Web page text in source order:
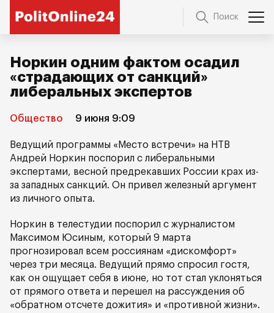
Поиск
Норкин одним фактом осадил
«страдающих от санкций»
либеральных экспертов
Общество 9 июня 9:09
Ведущий программы «Место встречи» на НТВ
Андрей Норкин поспорил с либеральными
экспертами, весной предрекавших России крах из-
за западных санкций. Он привел железный аргумент
из личного опыта.
Норкин в телестудии поспорил с журналистом
Максимом Юсиным, который 9 марта
прогнозировал всем россиянам «дискомфорт»
через три месяца. Ведущий прямо спросил гостя,
как он ощущает себя в июне, но тот стал уклоняться
от прямого ответа и перешел на рассуждения об
«обратном отсчете дожития» и «противной жизни».